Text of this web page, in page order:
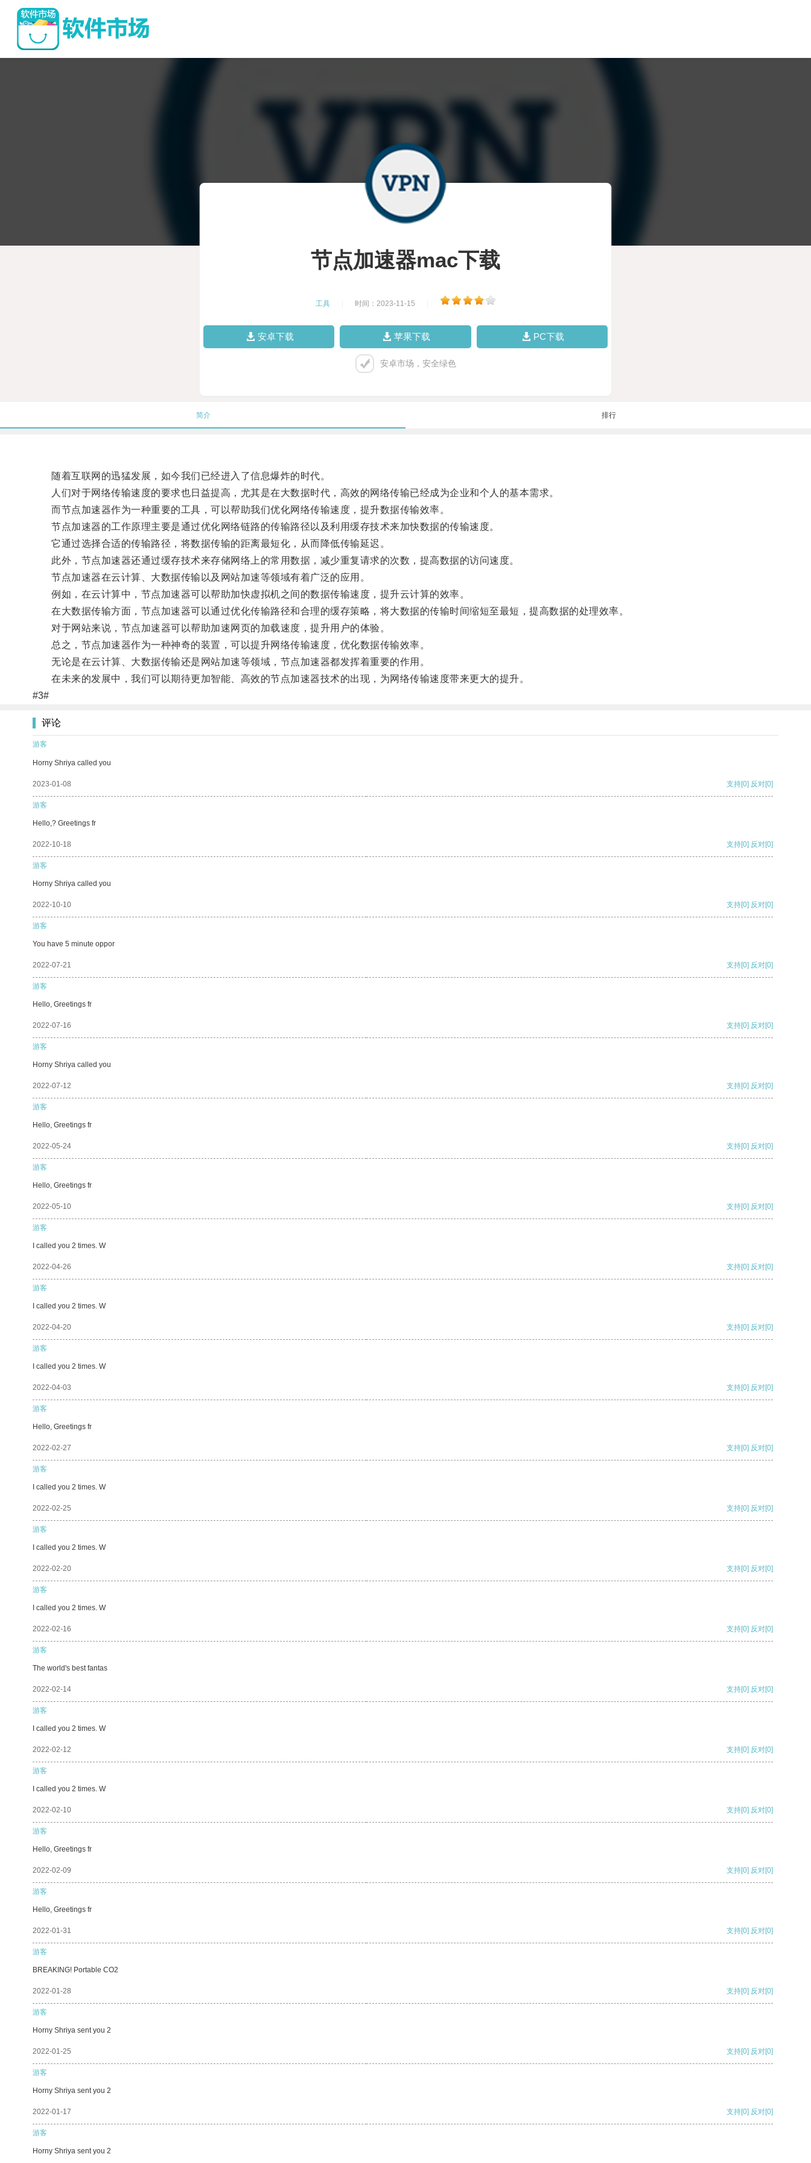
节点加速器mac下载
工具 时间：2023-11-15
安卓下载 苹果下载 PC下载
安卓市场，安全绿色
简介 排行
随着互联网的迅猛发展，如今我们已经进入了信息爆炸的时代。
人们对于网络传输速度的要求也日益提高，尤其是在大数据时代，高效的网络传输已经成为企业和个人的基本需求。
而节点加速器作为一种重要的工具，可以帮助我们优化网络传输速度，提升数据传输效率。
节点加速器的工作原理主要是通过优化网络链路的传输路径以及利用缓存技术来加快数据的传输速度。
它通过选择合适的传输路径，将数据传输的距离最短化，从而降低传输延迟。
此外，节点加速器还通过缓存技术来存储网络上的常用数据，减少重复请求的次数，提高数据的访问速度。
节点加速器在云计算、大数据传输以及网站加速等领域有着广泛的应用。
例如，在云计算中，节点加速器可以帮助加快虚拟机之间的数据传输速度，提升云计算的效率。
在大数据传输方面，节点加速器可以通过优化传输路径和合理的缓存策略，将大数据的传输时间缩短至最短，提高数据的处理效率。
对于网站来说，节点加速器可以帮助加速网页的加载速度，提升用户的体验。
总之，节点加速器作为一种神奇的装置，可以提升网络传输速度，优化数据传输效率。
无论是在云计算、大数据传输还是网站加速等领域，节点加速器都发挥着重要的作用。
在未来的发展中，我们可以期待更加智能、高效的节点加速器技术的出现，为网络传输速度带来更大的提升。
#3#
评论
游客
Horny Shriya called you
2023-01-08 支持[0] 反对[0]
游客
Hello,? Greetings fr
2022-10-18 支持[0] 反对[0]
游客
Horny Shriya called you
2022-10-10 支持[0] 反对[0]
游客
You have 5 minute oppor
2022-07-21 支持[0] 反对[0]
游客
Hello, Greetings fr
2022-07-16 支持[0] 反对[0]
游客
Horny Shriya called you
2022-07-12 支持[0] 反对[0]
游客
Hello, Greetings fr
2022-05-24 支持[0] 反对[0]
游客
Hello, Greetings fr
2022-05-10 支持[0] 反对[0]
游客
I called you 2 times. W
2022-04-26 支持[0] 反对[0]
游客
I called you 2 times. W
2022-04-20 支持[0] 反对[0]
游客
I called you 2 times. W
2022-04-03 支持[0] 反对[0]
游客
Hello, Greetings fr
2022-02-27 支持[0] 反对[0]
游客
I called you 2 times. W
2022-02-25 支持[0] 反对[0]
游客
I called you 2 times. W
2022-02-20 支持[0] 反对[0]
游客
I called you 2 times. W
2022-02-16 支持[0] 反对[0]
游客
The world's best fantas
2022-02-14 支持[0] 反对[0]
游客
I called you 2 times. W
2022-02-12 支持[0] 反对[0]
游客
I called you 2 times. W
2022-02-10 支持[0] 反对[0]
游客
Hello, Greetings fr
2022-02-09 支持[0] 反对[0]
游客
Hello, Greetings fr
2022-01-31 支持[0] 反对[0]
游客
BREAKING! Portable CO2
2022-01-28 支持[0] 反对[0]
游客
Horny Shriya sent you 2
2022-01-25 支持[0] 反对[0]
游客
Horny Shriya sent you 2
2022-01-17 支持[0] 反对[0]
游客
Horny Shriya sent you 2